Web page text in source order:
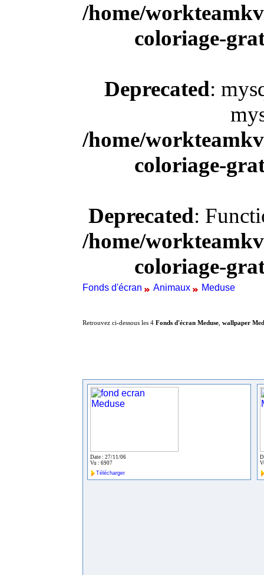
/home/
coloriage-
Deprecated:
/home/
coloriage-
Deprecated:
/home/
coloriage-
Fonds d'écran Animaux Meduse
Retrouvez ci-dessous les 4 Fonds d'écran Meduse wallpaper
Date : 27/11/06
Vu : 6907
Télécharger